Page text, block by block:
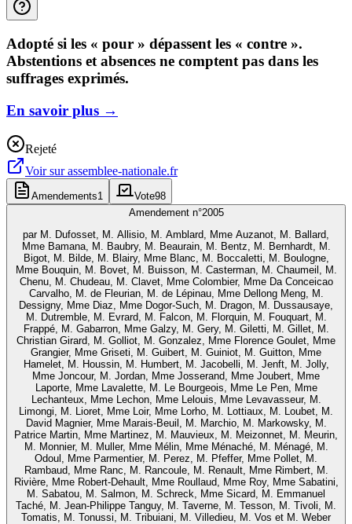
Adopté si les « pour » dépassent les « contre ».
Abstentions et absences ne comptent pas dans les
suffrages exprimés.
En savoir plus →
Rejeté
Voir surassemblee-nationale.fr
Amendements1 Vote98
Amendement n°2005
par M. Dufosset, M. Allisio, M. Amblard, Mme Auzanot, M. Ballard,
Mme Bamana, M. Baubry, M. Beaurain, M. Bentz, M. Bernhardt, M.
Bigot, M. Bilde, M. Blairy, Mme Blanc, M. Boccaletti, M. Boulogne,
Mme Bouquin, M. Bovet, M. Buisson, M. Casterman, M. Chaumeil, M.
Chenu, M. Chudeau, M. Clavet, Mme Colombier, Mme Da Conceicao
Carvalho, M. de Fleurian, M. de Lépinau, Mme Dellong Meng, M.
Dessigny, Mme Diaz, Mme Dogor-Such, M. Dragon, M. Dussausaye,
M. Dutremble, M. Evrard, M. Falcon, M. Florquin, M. Fouquart, M.
Frappé, M. Gabarron, Mme Galzy, M. Gery, M. Giletti, M. Gillet, M.
Christian Girard, M. Golliot, M. Gonzalez, Mme Florence Goulet, Mme
Grangier, Mme Griseti, M. Guibert, M. Guiniot, M. Guitton, Mme
Hamelet, M. Houssin, M. Humbert, M. Jacobelli, M. Jenft, M. Jolly,
Mme Joncour, M. Jordan, Mme Josserand, Mme Joubert, Mme
Laporte, Mme Lavalette, M. Le Bourgeois, Mme Le Pen, Mme
Lechanteux, Mme Lechon, Mme Lelouis, Mme Levavasseur, M.
Limongi, M. Lioret, Mme Loir, Mme Lorho, M. Lottiaux, M. Loubet, M.
David Magnier, Mme Marais-Beuil, M. Marchio, M. Markowsky, M.
Patrice Martin, Mme Martinez, M. Mauvieux, M. Meizonnet, M. Meurin,
M. Monnier, M. Muller, Mme Mélin, Mme Ménaché, M. Ménagé, M.
Odoul, Mme Parmentier, M. Perez, M. Pfeffer, Mme Pollet, M.
Rambaud, Mme Ranc, M. Rancoule, M. Renault, Mme Rimbert, M.
Rivière, Mme Robert-Dehault, Mme Roullaud, Mme Roy, Mme Sabatini,
M. Sabatou, M. Salmon, M. Schreck, Mme Sicard, M. Emmanuel
Taché, M. Jean-Philippe Tanguy, M. Taverne, M. Tesson, M. Tivoli, M.
Tomatis, M. Tonussi, M. Tribuiani, M. Villedieu, M. Vos et M. Weber